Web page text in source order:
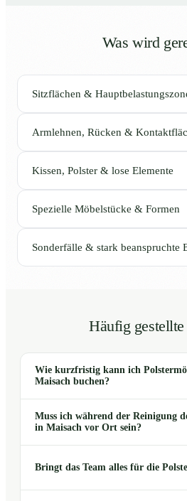
Was wird
Sitzflächen &
Armlehnen, Rücken &
Kissen, Polster & lose Elemente
Spezielle Möbelstücke & Formen
Sonderfälle & stark beanspruchte
Häufig gestellte
Wie kurzfristig kann ich
Maisach buchen?
Muss ich während der Reinigung
in Maisach vor Ort sein?
Bringt das Team alles für die